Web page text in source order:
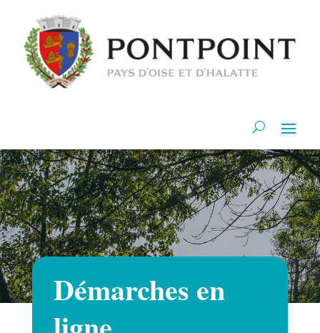
Démarches en